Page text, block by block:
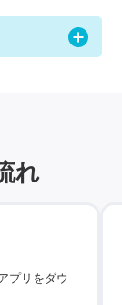
れ
プリをダウ